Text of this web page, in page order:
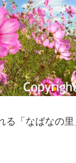
る「なばなの